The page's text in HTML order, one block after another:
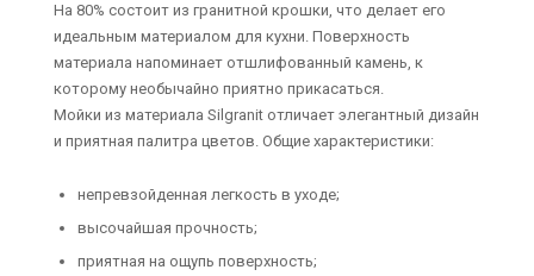
На 80% состоит из гранитной крошки, что делает его
идеальным материалом для кухни. Поверхность
материала напоминает отшлифованный камень, к
которому необычайно приятно прикасаться.
Мойки из материала Silgranit отличает элегантный дизайн
и приятная палитра цветов. Общие характеристики:
непревзойденная легкость в уходе;
высочайшая прочность;
приятная на ощупь поверхность;